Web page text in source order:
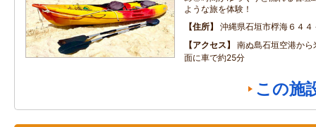
ような旅を体験！
住所
沖縄県石垣市桴海６４４
アクセス
南ぬ島石垣空港から
面に車で約25分
この施